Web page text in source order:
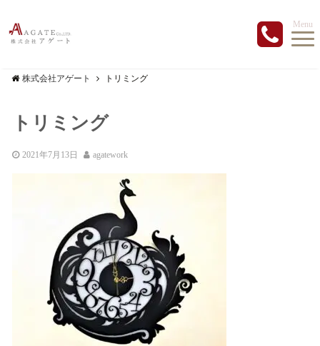
Menu
株式会社アゲート トリミング
トリミング
2021年7月13日 agatework